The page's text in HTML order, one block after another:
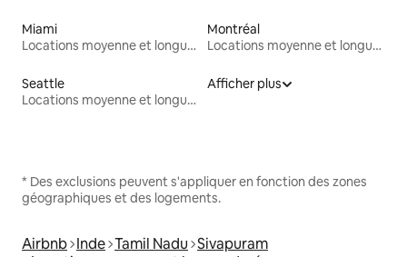
Miami
Locations moyenne et longue durée
Montréal
Locations moyenne et longue durée
Seattle
Locations moyenne et longue durée
Afficher plus
* Des exclusions peuvent s'appliquer en fonction des zones
géographiques et des logements.
Airbnb Inde Tamil Nadu Sivapuram